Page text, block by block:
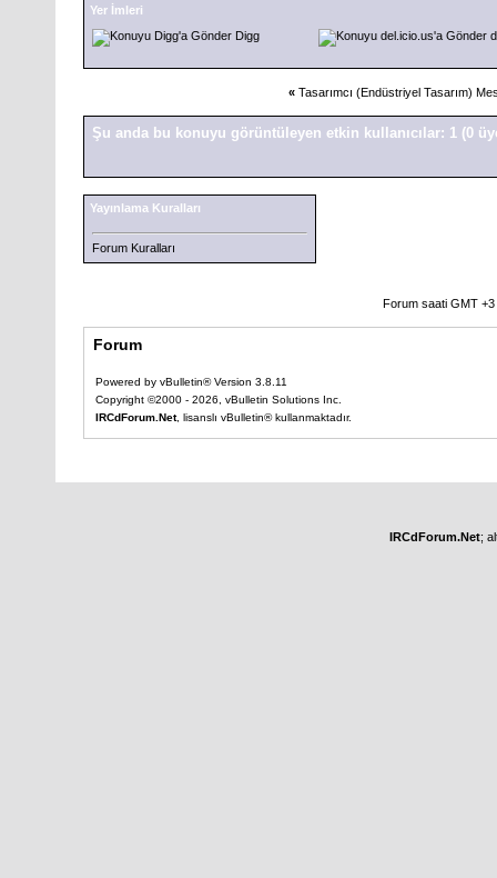
Yer İmleri
Digg
« Tasarımcı (Endüstriyel Tasarım)
Şu anda bu konuyu görüntüleyen etkin kullanıcılar: 1 (0
Yayınlama Kuralları
Forum Kuralları
Forum saati GMT
Forum
Powered by vBulletin® Version 3.8.11
Copyright ©2000 - 2026, vBulletin Solutions Inc.
IRCdForum.Net, lisanslı vBulletin® kullanmaktadır.
IRCdForum.Net;